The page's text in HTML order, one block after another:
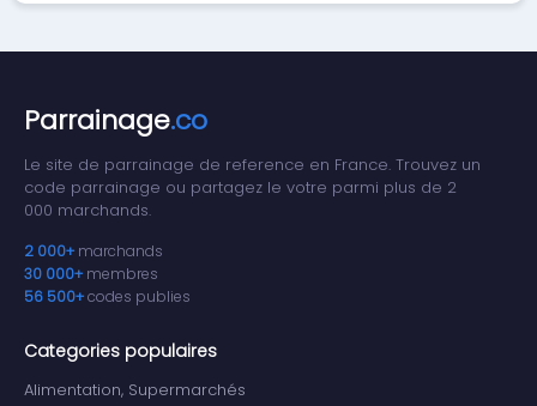
Parrainage.co
Le site de parrainage de reference en France. Trouvez un
code parrainage ou partagez le votre parmi plus de 2
000 marchands.
2 000+ marchands
30 000+ membres
56 500+codes publies
Categories populaires
Alimentation, Supermarchés